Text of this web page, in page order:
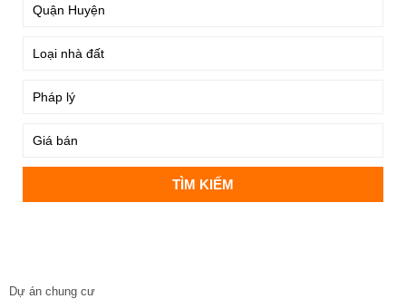
Dự án chung cư